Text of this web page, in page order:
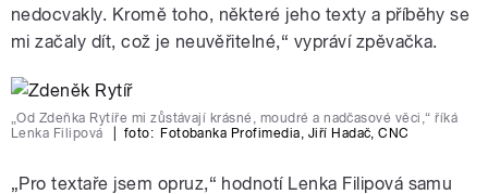
nedocvakly. Kromě toho, některé jeho texty a příběhy se
mi začaly dít, což je neuvěřitelné,“ vypráví zpěvačka.
„Od Zdeňka Rytíře mi zůstávají krásné, moudré a nadčasové věci,“ říká
Lenka Filipová
foto: Fotobanka Profimedia, Jiří Hadač,CNC
„Pro textaře jsem opruz,“ hodnotí Lenka Filipová samu